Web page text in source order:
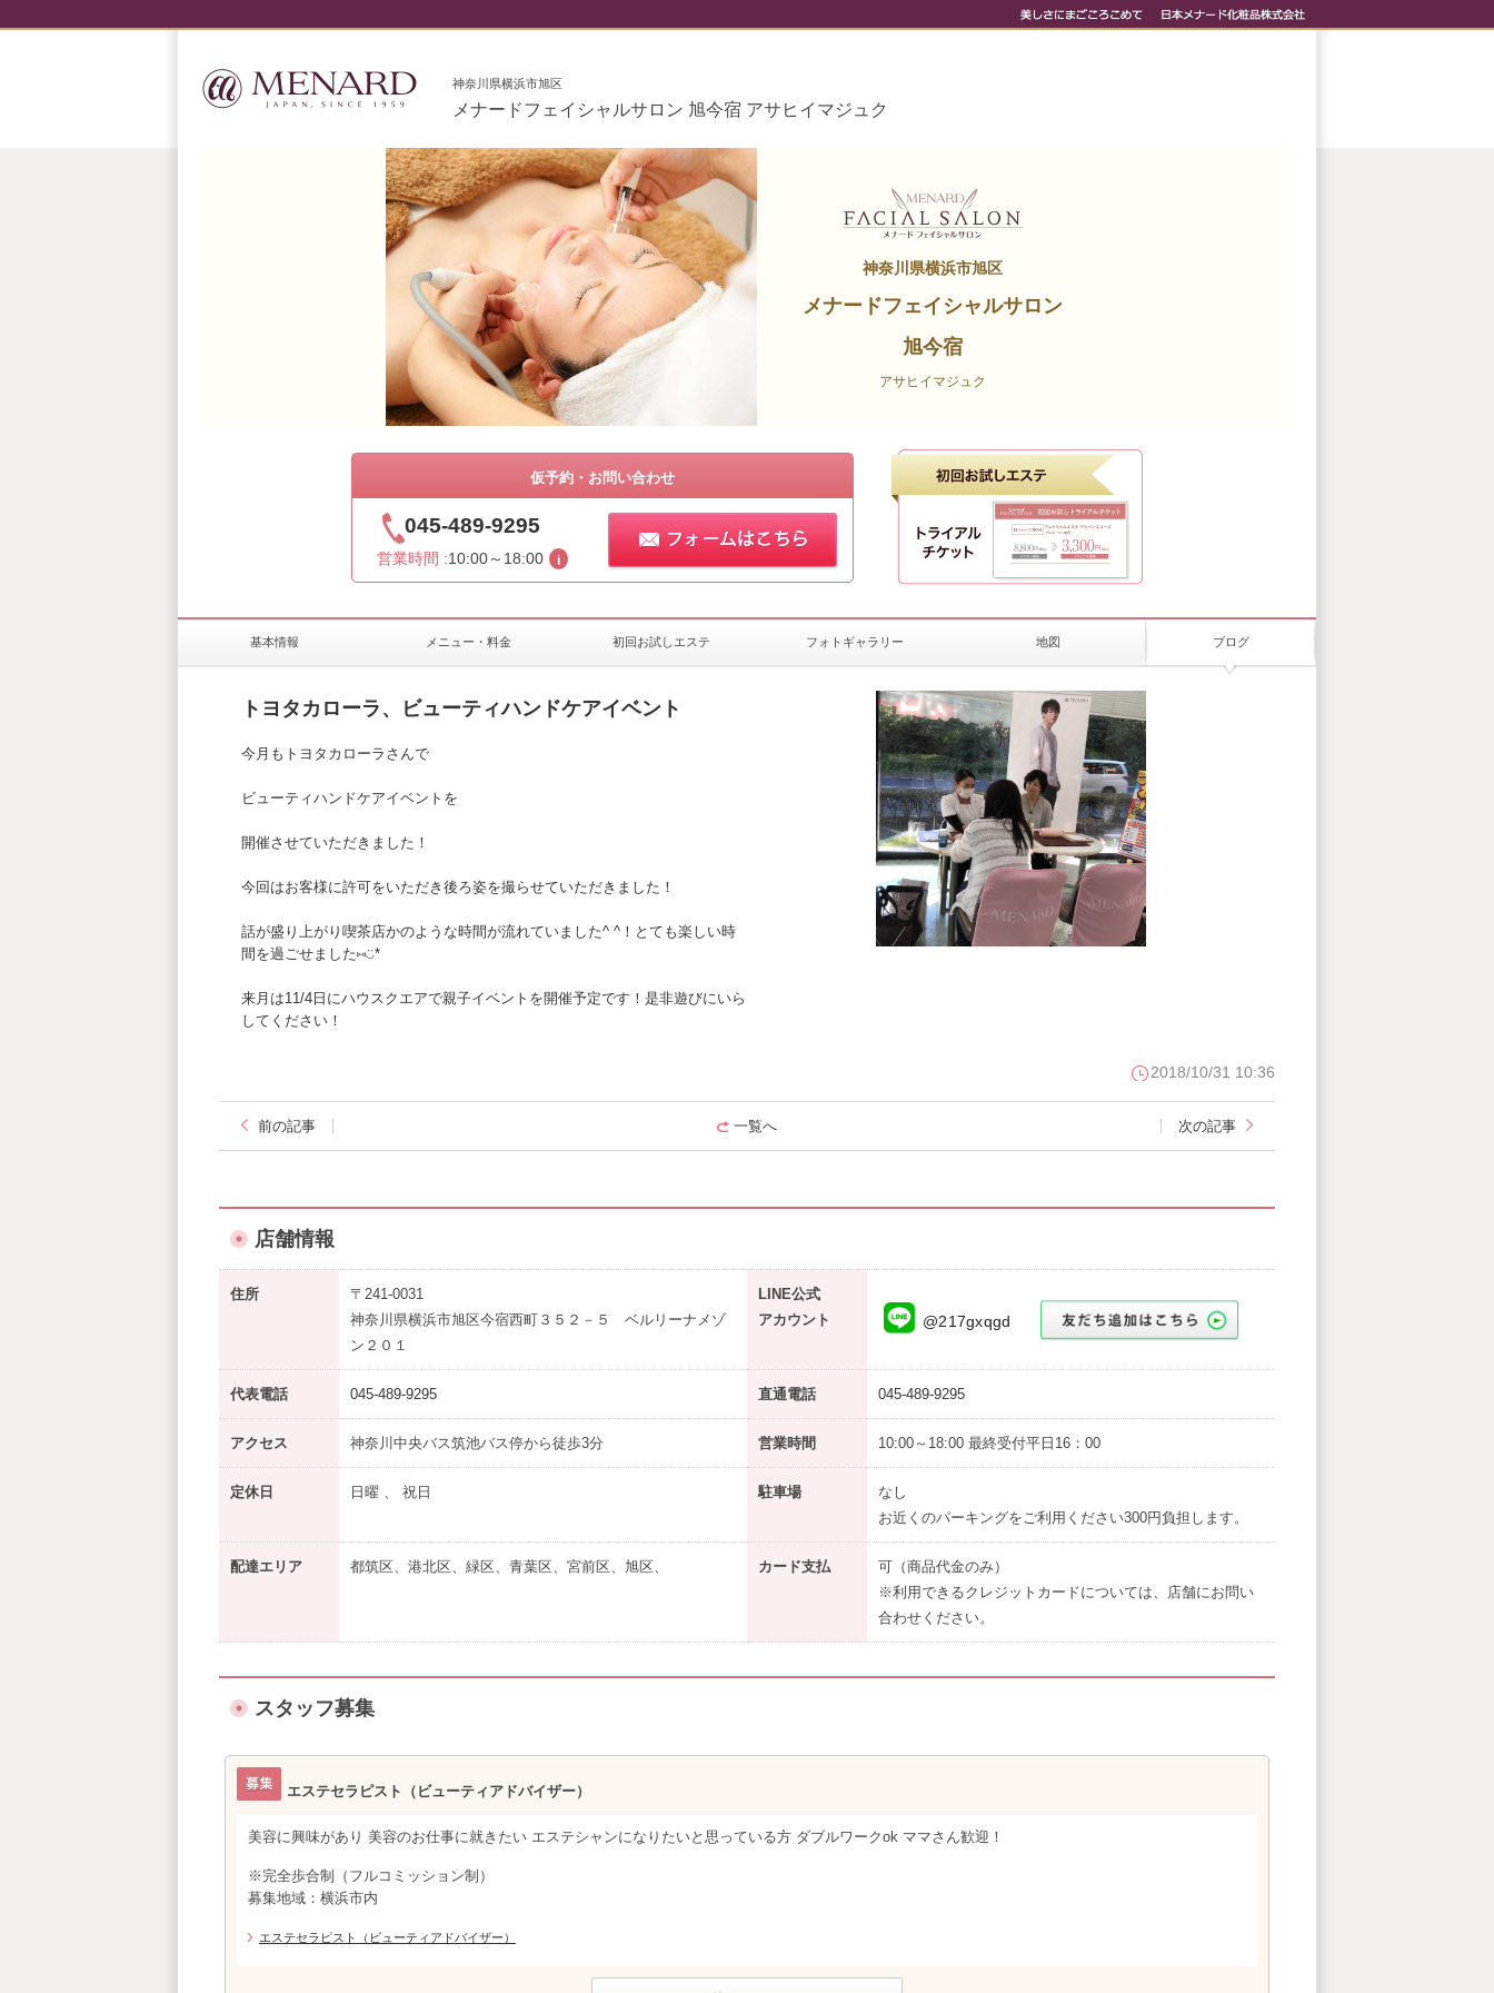
神奈川県横浜市旭区
メナードフェイシャルサロン 旭今宿 アサヒイマジュク
神奈川県横浜市旭区
メナードフェイシャルサロン
旭今宿
アサヒイマジュク
仮予約・お問い合わせ
045-489-9295
営業時間 :10:00～18:00
基本情報 メニュー・料金 初回お試しエステ フォトギャラリー 地図 ブログ
トヨタカローラ、ビューティハンドケアイベント
今月もトヨタカローラさんで
ビューティハンドケアイベントを
開催させていただきました！
今回はお客様に許可をいただき後ろ姿を撮らせていただきました！
話が盛り上がり喫茶店かのような時間が流れていました^ ^！とても楽しい時
間を過ごせました⑅◡̈*
来月は11/4日にハウスクエアで親子イベントを開催予定です！是非遊びにいら
してください！
2018/10/31 10:36
前の記事 一覧へ 次の記事
店舗情報
住所
〒241-0031
神奈川県横浜市旭区今宿西町３５２－５ ベルリーナメゾ
ン２０１
LINE公式
アカウント
@217gxqgd
代表電話 045-489-9295 直通電話 045-489-9295
アクセス 神奈川中央バス筑池バス停から徒歩3分 営業時間 10:00～18:00 最終受付平日16：00
定休日 日曜 、 祝日 駐車場
なし
お近くのパーキングをご利用ください300円負担します。
配達エリア 都筑区、港北区、緑区、青葉区、宮前区、旭区、 カード支払
可（商品代金のみ）
※利用できるクレジットカードについては、店舗にお問い
合わせください。
スタッフ募集
エステセラピスト（ビューティアドバイザー）
美容に興味があり 美容のお仕事に就きたい エステシャンになりたいと思っている方 ダブルワークok ママさん歓迎！
※完全歩合制（フルコミッション制）
募集地域：横浜市内
エステセラピスト（ビューティアドバイザー）